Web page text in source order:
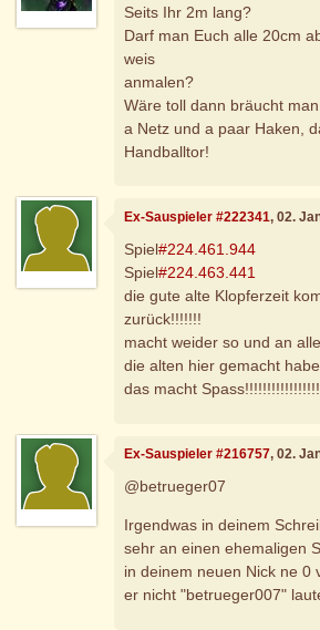
Seits Ihr 2m lang?
Darf man Euch alle 20cm
weis
anmalen?
Wäre toll dann bräucht
a Netz und a paar Haken,
Handballtor!
Ex-Sauspieler #222341, 02.
Spiel#224.461.944
Spiel#224.463.441
die gute alte Klopferzeit
zurück!!!!!!!
macht weider so und an
die alten hier gemacht
das macht
Ex-Sauspieler #216757, 02.
@betrueger07
Irgendwas in deinem
sehr an einen ehemaligen
in deinem neuen Nick ne 0
er nicht "betrueger007"